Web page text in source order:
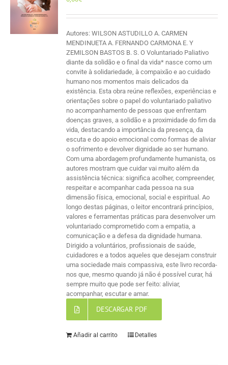
Autores: WILSON ASTUDILLO A. CARMEN
MENDINUETA A. FERNANDO CARMONA E. Y
ZEMILSON BASTOS B. S. O Voluntariado Paliativo
diante da solidão e o final da vida* nasce como um
convite à solidariedade, à compaixão e ao cuidado
humano nos momentos mais delicados da
existência. Esta obra reúne reflexões, experiências e
orientações sobre o papel do voluntariado paliativo
no acompanhamento de pessoas que enfrentam
doenças graves, a solidão e a proximidade do fim da
vida, destacando a importância da presença, da
escuta e do apoio emocional como formas de aliviar
o sofrimento e devolver dignidade ao ser humano.
Com uma abordagem profundamente humanista, os
autores mostram que cuidar vai muito além da
assistência técnica: significa acolher, compreender,
respeitar e acompanhar cada pessoa na sua
dimensão física, emocional, social e espiritual. Ao
longo destas páginas, o leitor encontrará princípios,
valores e ferramentas práticas para desenvolver um
voluntariado comprometido com a empatia, a
comunicação e a defesa da dignidade humana.
Dirigido a voluntários, profissionais de saúde,
cuidadores e a todos aqueles que desejam construir
uma sociedade mais compassiva, este livro recorda-
nos que, mesmo quando já não é possível curar, há
sempre muito que pode ser feito: aliviar,
acompanhar, escutar e amar.
DESCARGAR PDF
Añadir al carrito Detalles